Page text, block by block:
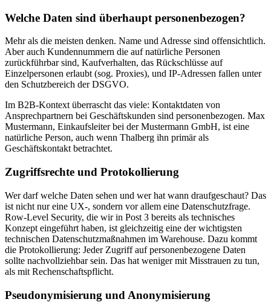
Welche Daten sind überhaupt personenbezogen?
Mehr als die meisten denken. Name und Adresse sind offensichtlich.
Aber auch Kundennummern die auf natürliche Personen
zurückführbar sind, Kaufverhalten, das Rückschlüsse auf
Einzelpersonen erlaubt (sog. Proxies), und IP-Adressen fallen unter
den Schutzbereich der DSGVO.
Im B2B-Kontext überrascht das viele: Kontaktdaten von
Ansprechpartnern bei Geschäftskunden sind personenbezogen. Max
Mustermann, Einkaufsleiter bei der Mustermann GmbH, ist eine
natürliche Person, auch wenn Thalberg ihn primär als
Geschäftskontakt betrachtet.
Zugriffsrechte und Protokollierung
Wer darf welche Daten sehen und wer hat wann draufgeschaut? Das
ist nicht nur eine UX-, sondern vor allem eine Datenschutzfrage.
Row-Level Security, die wir in Post 3 bereits als technisches
Konzept eingeführt haben, ist gleichzeitig eine der wichtigsten
technischen Datenschutzmaßnahmen im Warehouse. Dazu kommt
die Protokollierung: Jeder Zugriff auf personenbezogene Daten
sollte nachvollziehbar sein. Das hat weniger mit Misstrauen zu tun,
als mit Rechenschaftspflicht.
Pseudonymisierung und Anonymisierung